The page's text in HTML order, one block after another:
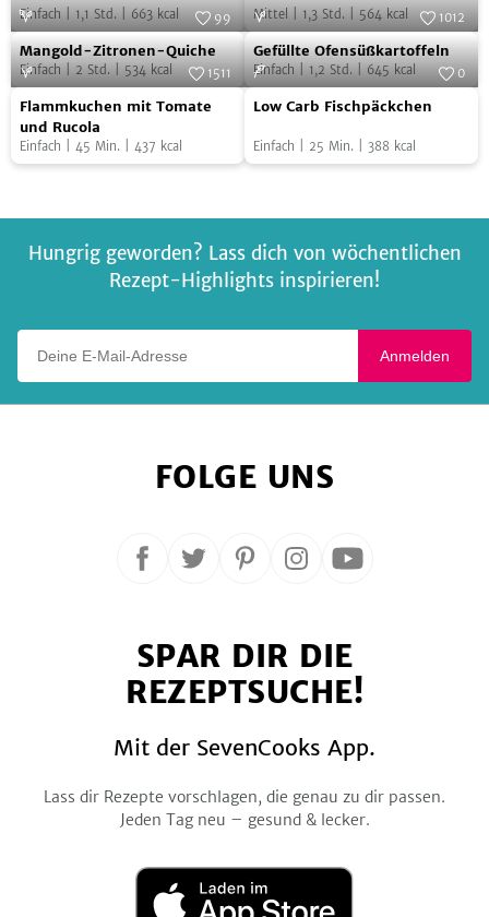
aus
dem
Ofen
Einfach 1,1 Std. 663 kcal Mittel 1,3 Std. 564 kcal
Mangold-
Zitronen-
Quiche
Foto:SevenCooks
99
Mangold-Zitronen-Quiche
Einfach 2 Std. 534 kcal
Gefüllte
Ofensüßkartoffeln
Foto:SevenCooks
1012
Gefüllte Ofensüßkartoffeln
Einfach 1,2 Std. 645 kcal
Flammkuchen
mit
Tomate
Foto:
1511
Flammkuchen mit Tomate
und Rucola
Einfach 45 Min. 437 kcal
Low
Fischpäckchen
Foto:SevenCooks
0
Low Carb Fischpäckchen
Einfach 25 Min. 388 kcal
Hungrig geworden? Lass dich von wöchentlichen
Rezept-Highlights inspirieren!
Anmelden
FOLGE UNS
Folge
Facebook
Folge
Twitter
Folge
Pinterest
Folge
Instagram
Folge
YouTube
SPAR DIR DIE
REZEPTSUCHE!
Mit der SevenCooks App.
Lass dir Rezepte vorschlagen, die genau zu dir passen.
Jeden Tag neu – gesund & lecker.
Laden
im